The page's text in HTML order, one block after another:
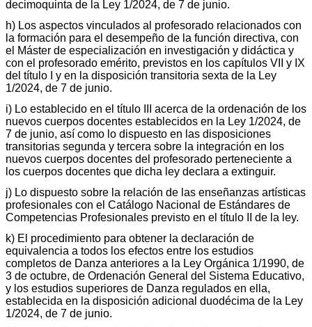
decimoquinta de la Ley 1/2024, de 7 de junio.
h) Los aspectos vinculados al profesorado relacionados con
la formación para el desempeño de la función directiva, con
el Máster de especialización en investigación y didáctica y
con el profesorado emérito, previstos en los capítulos VII y IX
del título I y en la disposición transitoria sexta de la Ley
1/2024, de 7 de junio.
i) Lo establecido en el título III acerca de la ordenación de los
nuevos cuerpos docentes establecidos en la Ley 1/2024, de
7 de junio, así como lo dispuesto en las disposiciones
transitorias segunda y tercera sobre la integración en los
nuevos cuerpos docentes del profesorado perteneciente a
los cuerpos docentes que dicha ley declara a extinguir.
j) Lo dispuesto sobre la relación de las enseñanzas artísticas
profesionales con el Catálogo Nacional de Estándares de
Competencias Profesionales previsto en el título II de la ley.
k) El procedimiento para obtener la declaración de
equivalencia a todos los efectos entre los estudios
completos de Danza anteriores a la Ley Orgánica 1/1990, de
3 de octubre, de Ordenación General del Sistema Educativo,
y los estudios superiores de Danza regulados en ella,
establecida en la disposición adicional duodécima de la Ley
1/2024, de 7 de junio.